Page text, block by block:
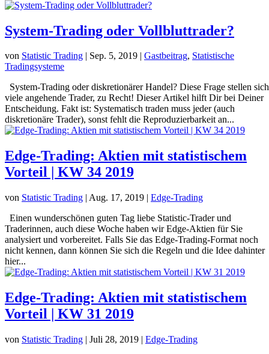
System-Trading oder Vollbluttrader?
von Statistic Trading | Sep. 5, 2019 | Gastbeitrag, Statistische
Tradingsysteme
System-Trading oder diskretionärer Handel? Diese Frage stellen sich
viele angehende Trader, zu Recht! Dieser Artikel hilft Dir bei Deiner
Entscheidung. Fakt ist: Systematisch traden muss jeder (auch
diskretionäre Trader), sonst fehlt die Reproduzierbarkeit an...
Edge-Trading: Aktien mit statistischem
Vorteil | KW 34 2019
von Statistic Trading | Aug. 17, 2019 | Edge-Trading
Einen wunderschönen guten Tag liebe Statistic-Trader und
Traderinnen, auch diese Woche haben wir Edge-Aktien für Sie
analysiert und vorbereitet. Falls Sie das Edge-Trading-Format noch
nicht kennen, dann können Sie sich die Regeln und die Idee dahinter
hier...
Edge-Trading: Aktien mit statistischem
Vorteil | KW 31 2019
von Statistic Trading | Juli 28, 2019 | Edge-Trading